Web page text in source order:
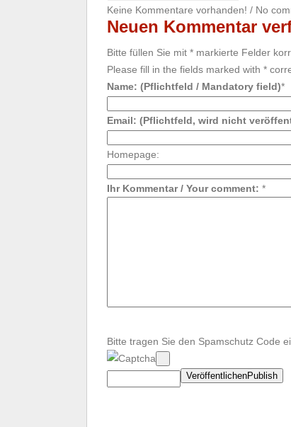
Keine Kommentare vorhanden! / No
Neuen Kommentar
Bitte füllen Sie mit * markierte Felder
Please fill in the fields marked with *
Name: (Pflichtfeld / Mandatory field)*
Email: (Pflichtfeld, wird nicht
Homepage:
Ihr Kommentar / Your comment: *
Bitte tragen Sie den Spamschutz Code